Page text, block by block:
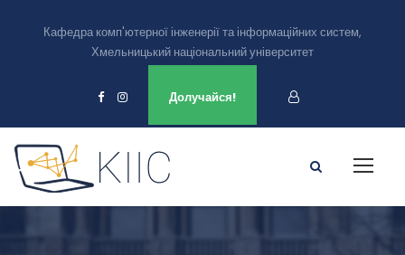
Кафедра комп'ютерної інженерії та інформаційних систем,
Хмельницький національний університет
Долучайся!